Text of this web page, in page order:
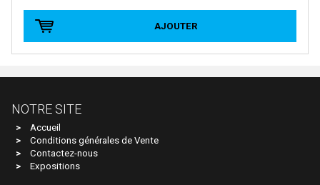
E.T.S
ELEC-TRAINS INTERNATIONAL
Elec-Trains International- MMRG
ELECTROTREN
AJOUTER
NOTRE SITE
Accueil
Conditions générales de Vente
Contactez-nous
Expositions